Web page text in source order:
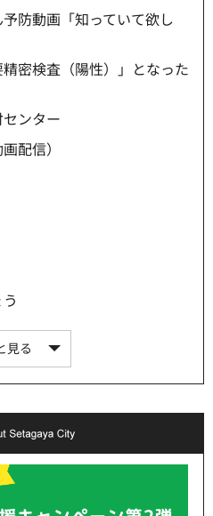
予防動画「知っていて欲し
密検査（陽性）」となった
ンター
配信）
見る